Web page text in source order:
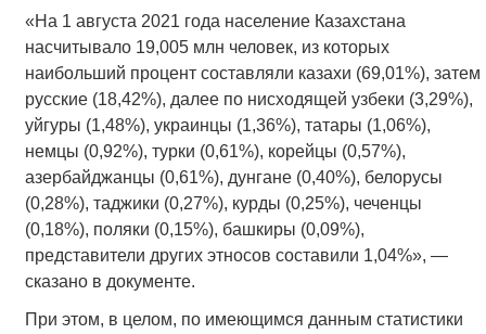
«На 1 августа 2021 года население Казахстана
насчитывало 19,005 млн человек, из которых
наибольший процент составляли казахи (69,01%), затем
русские (18,42%), далее по нисходящей узбеки (3,29%),
уйгуры (1,48%), украинцы (1,36%), татары (1,06%),
немцы (0,92%), турки (0,61%), корейцы (0,57%),
азербайджанцы (0,61%), дунгане (0,40%), белорусы
(0,28%), таджики (0,27%), курды (0,25%), чеченцы
(0,18%), поляки (0,15%), башкиры (0,09%),
представители других этносов составили 1,04%», —
сказано в документе.
При этом, в целом, по имеющимся данным статистики